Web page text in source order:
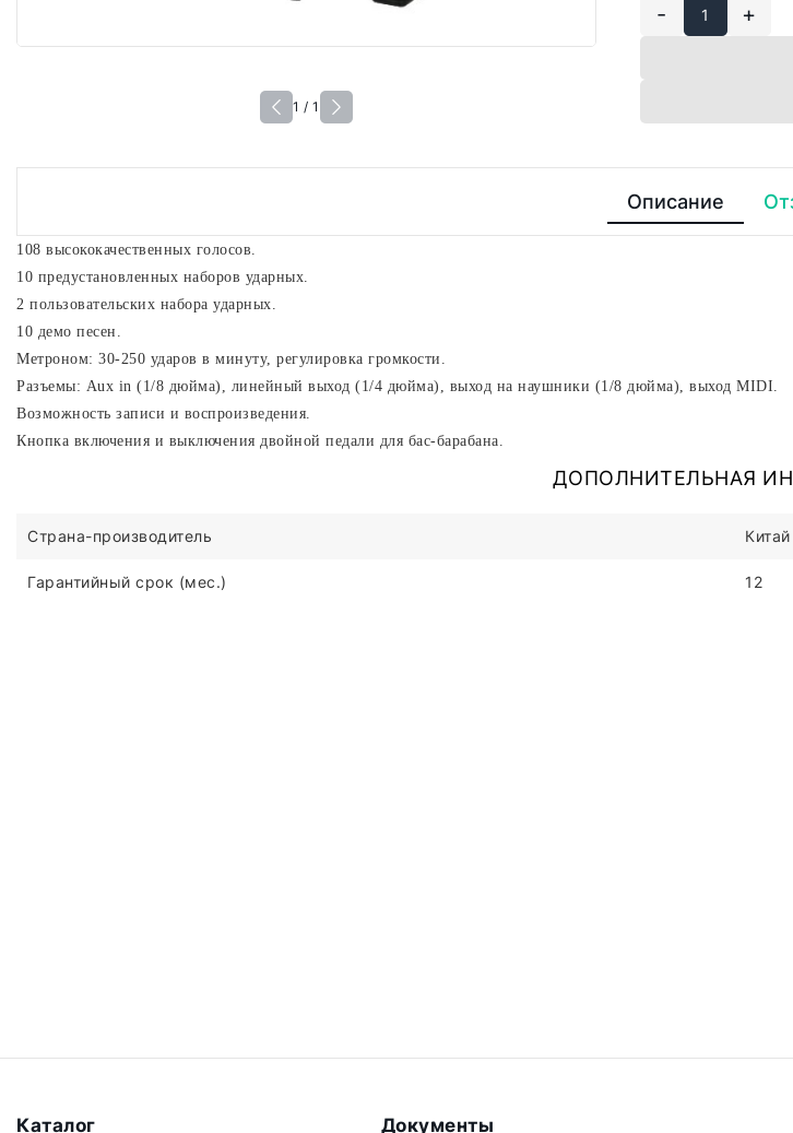
1 / 1
- +
Описание
108 высококачественных голосов.
10 предустановленных наборов ударных.
2 пользовательских набора ударных.
10 демо песен.
Метроном: 30-250 ударов в минуту, регулировка громкости.
Разъемы: Aux in (1/8 дюйма), линейный выход (1/4 дюйма), выход на наушники (1/8 дюйма), выход MIDI.
Возможность записи и воспроизведения.
Кнопка включения и выключения двойной педали для бас-барабана.
ДОПОЛНИТЕЛЬНАЯ
Страна-производитель Китай
Гарантийный срок (мес.) 12
Каталог Документы